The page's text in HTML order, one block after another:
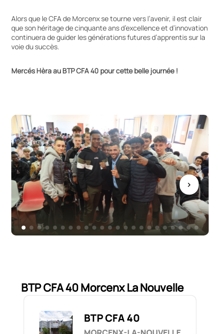
Alors que le CFA de Morcenx se tourne vers l’avenir, il est clair
que son héritage de cinquante ans d’excellence et d’innovation
continuera de guider les générations futures d’apprentis sur la
voie du succès.
Mercés Hèra au BTP CFA 40 pour cette belle journée !
BTP CFA 40 Morcenx La Nouvelle
BTP CFA 40